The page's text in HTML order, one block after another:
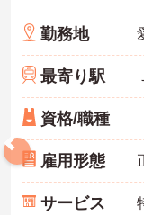
勤務地
最寄り駅
資格/職種
雇用形態
サービス